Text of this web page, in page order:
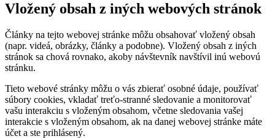
Vložený obsah z iných webových stránok
Články na tejto webovej stránke môžu obsahovať vložený obsah
(napr. videá, obrázky, články a podobne). Vložený obsah z iných
stránok sa chová rovnako, akoby návštevník navštívil inú webovú
stránku.
Tieto webové stránky môžu o vás zbierať osobné údaje, používať
súbory cookies, vkladať treťo-stranné sledovanie a monitorovať
vašu interakciu s vloženým obsahom, včetne sledovania vašej
interakcie s vloženým obsahom, ak na danej webovej stránke máte
účet a ste prihlásený.